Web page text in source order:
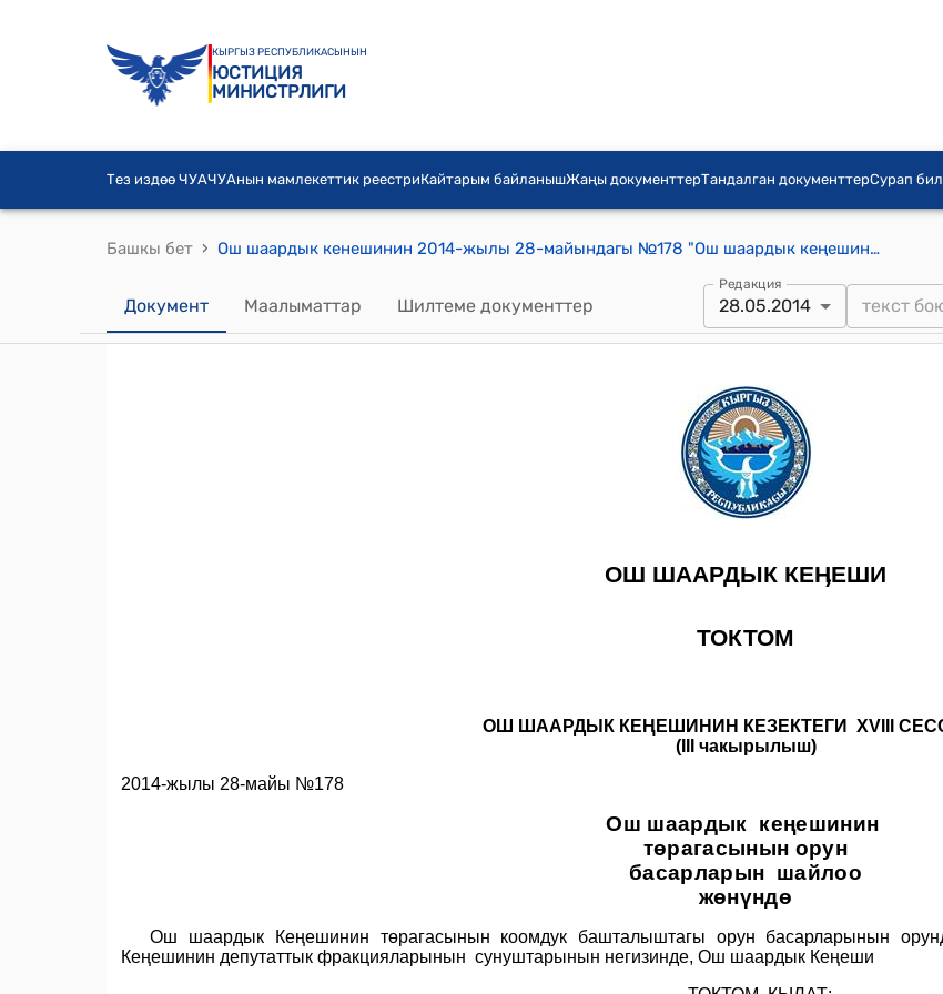
КЫРГЫЗ РЕСПУБЛИКАСЫНЫН
ЮСТИЦИЯ
МИНИСТРЛИГИ
Тез издөө ЧУАЧУАнын мамлекеттик реестриКайтарым байланышЖаңы документтерТандалган документтерСурап
Башкы бет › Ош шаардык кенешинин 2014-жылы 28-майындагы №178 "Ош шаардык кеңешинин төрагасынын орун басарларын шайлоо жөнүндө" токтому
Документ Маалыматтар Шилтеме документтер
Редакция
28.05.2014